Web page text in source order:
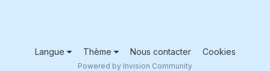
Langue Thème Nous contacter Cookies
Powered by Invision Community